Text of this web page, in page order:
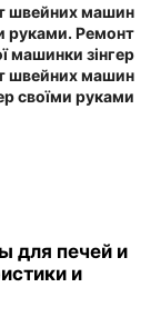
швейних машин
руками. Ремонт
машинки зінгер
швейних машин
своїми руками
для печей и
и